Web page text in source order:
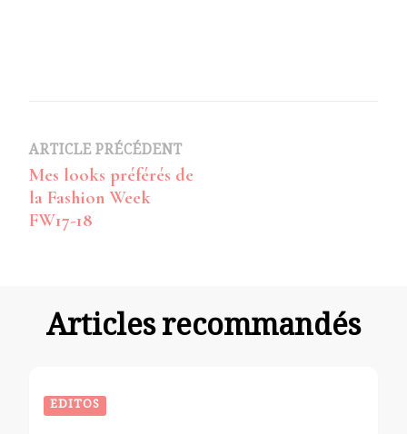
Navigation
d’article
ARTICLE PRÉCÉDENT
Mes looks préférés de
la Fashion Week
FW17-18
Articles recommandés
EDITOS